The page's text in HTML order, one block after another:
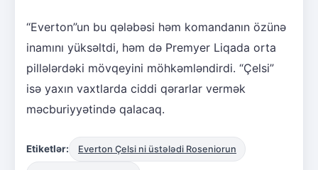
“Everton”un bu qələbəsi həm komandanın özünə
inamını yüksəltdi, həm də Premyer Liqada orta
pillələrdəki mövqeyini möhkəmləndirdi. “Çelsi”
isə yaxın vaxtlarda ciddi qərarlar vermək
məcburiyyətində qalacaq.
Etiketlər: Everton Çelsi ni üstələdi Roseniorun